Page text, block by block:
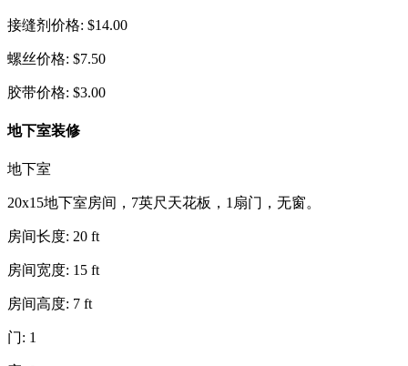
接缝剂价格: $14.00
螺丝价格: $7.50
胶带价格: $3.00
地下室装修
地下室
20x15地下室房间，7英尺天花板，1扇门，无窗。
房间长度: 20 ft
房间宽度: 15 ft
房间高度: 7 ft
门: 1